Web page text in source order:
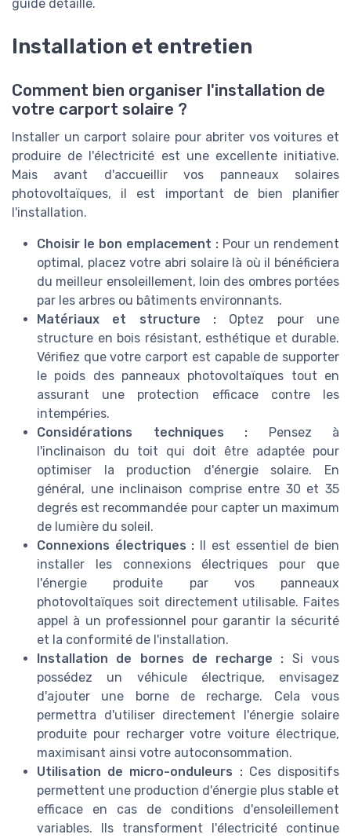
guide détaillé.
Installation et entretien
Comment bien organiser l'installation de
votre carport solaire ?
Installer un carport solaire pour abriter vos voitures et
produire de l'électricité est une excellente initiative.
Mais avant d'accueillir vos panneaux solaires
photovoltaïques, il est important de bien planifier
l'installation.
Choisir le bon emplacement : Pour un rendement
optimal, placez votre abri solaire là où il bénéficiera
du meilleur ensoleillement, loin des ombres portées
par les arbres ou bâtiments environnants.
Matériaux et structure : Optez pour une
structure en bois résistant, esthétique et durable.
Vérifiez que votre carport est capable de supporter
le poids des panneaux photovoltaïques tout en
assurant une protection efficace contre les
intempéries.
Considérations techniques : Pensez à
l'inclinaison du toit qui doit être adaptée pour
optimiser la production d'énergie solaire. En
général, une inclinaison comprise entre 30 et 35
degrés est recommandée pour capter un maximum
de lumière du soleil.
Connexions électriques : Il est essentiel de bien
installer les connexions électriques pour que
l'énergie produite par vos panneaux
photovoltaïques soit directement utilisable. Faites
appel à un professionnel pour garantir la sécurité
et la conformité de l'installation.
Installation de bornes de recharge : Si vous
possédez un véhicule électrique, envisagez
d'ajouter une borne de recharge. Cela vous
permettra d'utiliser directement l'énergie solaire
produite pour recharger votre voiture électrique,
maximisant ainsi votre autoconsommation.
Utilisation de micro-onduleurs :Ces dispositifs
permettent une production d'énergie plus stable et
efficace en cas de conditions d'ensoleillement
variables. Ils transforment l'électricité continue